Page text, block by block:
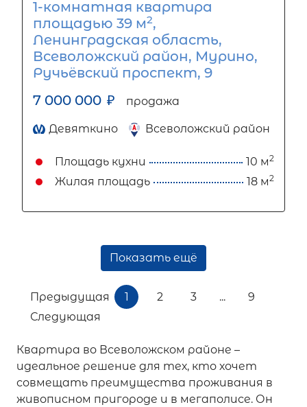
1-комнатная квартира
площадью 39 м2,
Ленинградская область,
Всеволожский район, Мурино,
Ручьёвский проспект, 9
7 000 000 ₽ продажа
Девяткино Всеволожский район
Площадь кухни 10 м2
Жилая площадь 18 м2
Показать ещё
Предыдущая 1 2 3 ...
9
Следующая
Квартира во Всеволожском районе –
идеальное решение для тех, кто хочет
совмещать преимущества проживания в
живописном пригороде и в мегаполисе. Он